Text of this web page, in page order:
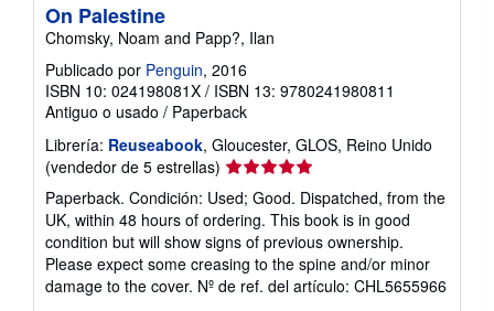
On Palestine
Chomsky, Noam and Papp?, Ilan
Publicado por Penguin, 2016
ISBN 10: 024198081X / ISBN 13: 9780241980811
Antiguo o usado / Paperback
Librería: Reuseabook, Gloucester, GLOS, Reino Unido
(vendedor de 5 estrellas) Calificación
del
vendedor:
5
de
5
estrellas
Paperback. Condición: Used; Good. Dispatched, from the
UK, within 48 hours of ordering. This book is in good
condition but will show signs of previous ownership.
Please expect some creasing to the spine and/or minor
damage to the cover. Nº de ref. del artículo: CHL5655966